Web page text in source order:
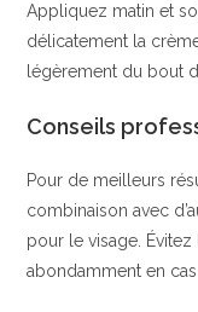
Appliquez matin et
délicatement la
légèrement du bout
Conseils
Pour de meilleurs
combinaison avec
pour le visage.
abondamment en